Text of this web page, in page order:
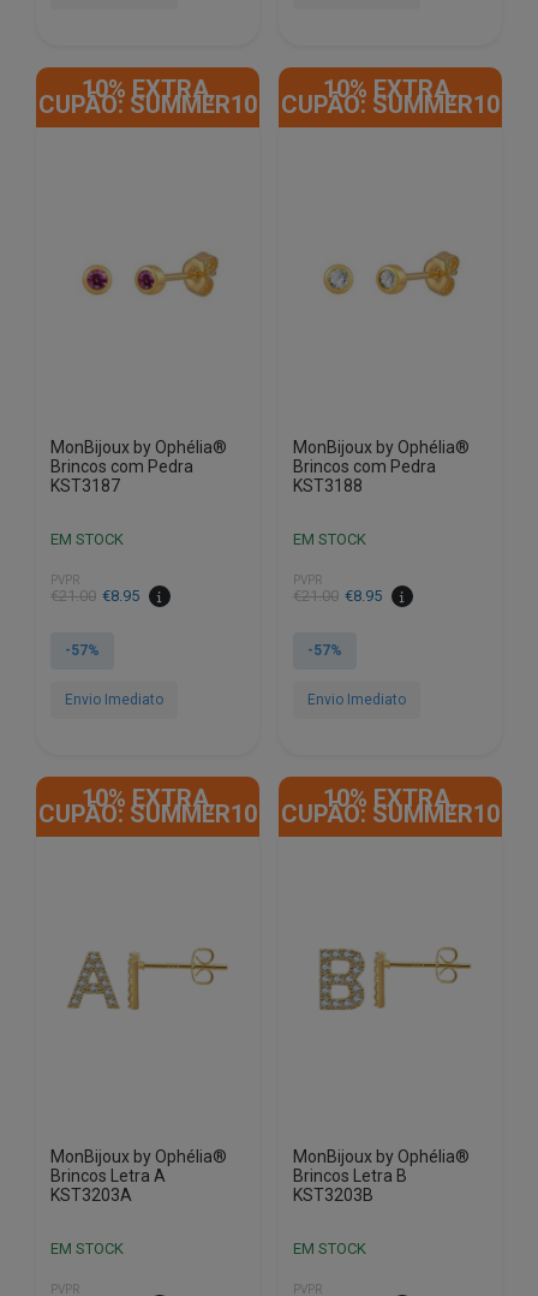
10% EXTRA,
CUPÃO: SUMMER10
MonBijoux by Ophélia®
Brincos com Pedra
KST3187
EM STOCK
PVPR
€21.00
O
original
€21.00.
€8.95
O
atual
€8.95.
-57%
Envio Imediato
10% EXTRA,
CUPÃO: SUMMER10
MonBijoux by Ophélia®
Brincos com Pedra
KST3188
EM STOCK
PVPR
€21.00
O
original
€21.00.
€8.95
O
atual
€8.95.
-57%
Envio Imediato
10% EXTRA,
CUPÃO: SUMMER10
MonBijoux by Ophélia®
Brincos Letra A
KST3203A
EM STOCK
PVPR
10% EXTRA,
CUPÃO: SUMMER10
MonBijoux by Ophélia®
Brincos Letra B
KST3203B
EM STOCK
PVPR